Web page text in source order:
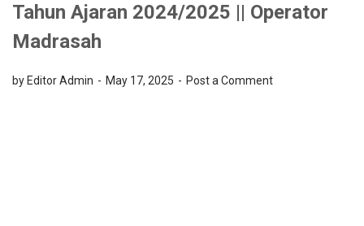
Tahun Ajaran 2024/2025 || Operator
Madrasah
by Editor Admin May 17, 2025 Post a Comment